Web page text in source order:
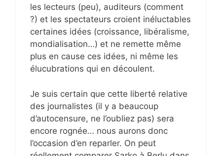
les lecteurs (peu), auditeurs (comment
?) et les spectateurs croient inéluctables
certaines idées (croissance, libéralisme,
mondialisation…) et ne remette même
plus en cause ces idées, ni même les
élucubrations qui en découlent.
Je suis certain que cette liberté relative
des journalistes (il y a beaucoup
d’autocensure, ne l’oubliez pas) sera
encore rognée… nous aurons donc
l’occasion d’en reparler. On peut